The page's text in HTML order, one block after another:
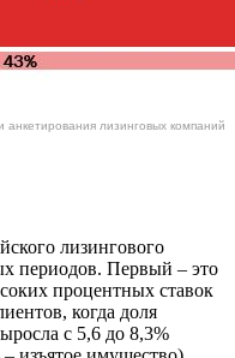
лизинговых компаний
лизингового
периодов. Первый – это
процентных ставок
когда доля
с 5,6 до 8,3%